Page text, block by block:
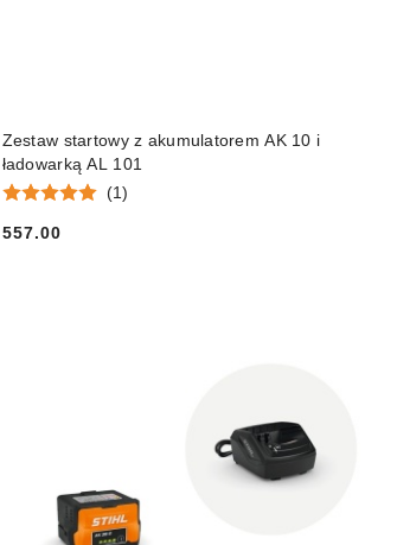
Zestaw startowy z akumulatorem AK 10 i
ładowarką AL 101
(1)
Cena:
557.00